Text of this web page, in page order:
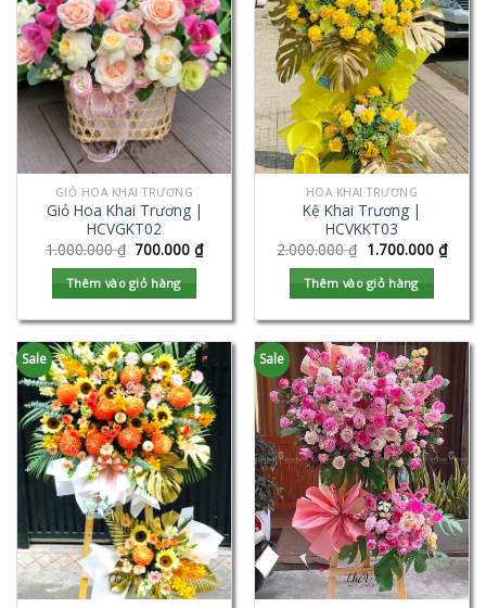
GIỎ HOA KHAI TRƯƠNG
Giỏ Hoa Khai Trương |
HCVGKT02
1.000.000₫ 700.000₫
Thêm vào giỏ hàng
HOA KHAI TRƯƠNG
Kệ Khai Trương |
HCVKKT03
2.000.000₫ 1.700.000 ₫
Thêm vào giỏ hàng
Sale Sale